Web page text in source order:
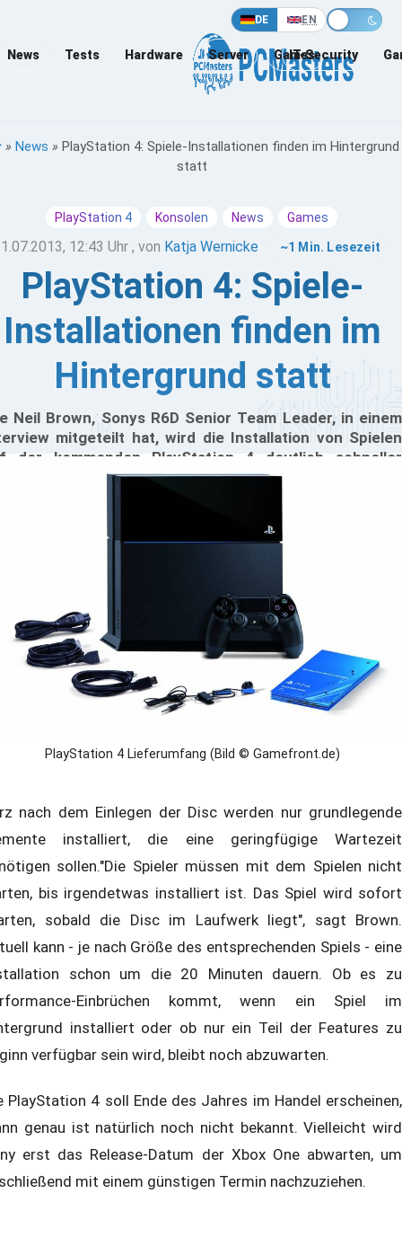
DE EN
News Tests Hardware Server Games
IT-Security
» News » PlayStation 4: Spiele-Installationen finden im Hintergrund
statt
PlayStation 4 Konsolen News Games
12:43 Uhr , von Katja Wernicke ~1 Min. Lesezeit
PlayStation 4: Spiele-
Installationen finden im
Hintergrund statt
Neil Brown, Sonys R6D Senior Team Leader, in einem
mitgeteilt hat, wird die Installation von Spielen
der kommenden PlayStation 4 deutlich schneller
als es derzeitig bei der PlayStation 3 der Fall ist.
wie mit den Downloads, wird das gesamte Spiel im
PlayStation 4 Lieferumfang (Bild © Gamefront.de)
nach dem Einlegen der Disc werden nur grundlegende
installiert, die eine geringfügige Wartezeit
sollen."Die Spieler müssen mit dem Spielen nicht
bis irgendetwas installiert ist. Das Spiel wird sofort
sobald die Disc im Laufwerk liegt", sagt Brown.
kann - je nach Größe des entsprechenden Spiels - eine
schon um die 20 Minuten dauern. Ob es zu
Einbrüchen kommt, wenn ein Spiel im
installiert oder ob nur ein Teil der Features zu
verfügbar sein wird, bleibt noch abzuwarten.
PlayStation 4 soll Ende des Jahres im Handel erscheinen,
genau ist natürlich noch nicht bekannt. Vielleicht wird
erst das Release-Datum der Xbox One abwarten, um
mit einem günstigen Termin nachzuziehen.